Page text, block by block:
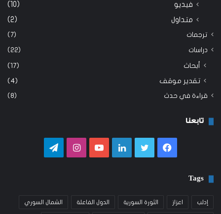
فيديو
(10)
متداول
(2)
ترجمات (7)
دراسات (22)
أبحاث (17)
تقدير موقف (4)
قراءة في حدث (8)
تابعنا
فيسبوكتويتر لينكدإنيوتيوبانستقرامتيلقرام
Tags
إدلب اعزاز الثورة السورية الدول الفاعلة الشمال السوري